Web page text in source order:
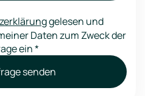
gelesen und
Daten zum Zweck der
ein*
senden